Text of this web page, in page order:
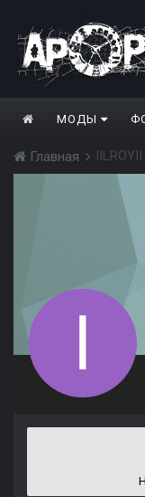
МОДЫ
Главная IILROYII